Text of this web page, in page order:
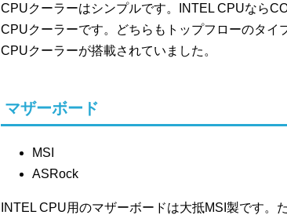
CPUクーラーはシンプルです。INTEL CPUなら
CPUクーラーです。どちらもトップフローのタイ
CPUクーラーが搭載されていました。
マザーボード
MSI
ASRock
INTEL CPU用のマザーボードは大抵MSI製です